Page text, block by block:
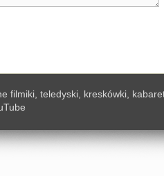
filmiki, teledyski, kreskówki,